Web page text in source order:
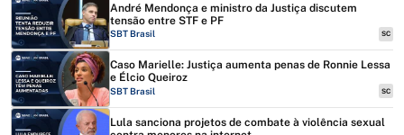
André Mendonça e ministro da Justiça discutem
tensão entre STF e PF
SBT Brasil SC
Caso Marielle: Justiça aumenta penas de Ronnie Lessa
e Élcio Queiroz
SBT Brasil SC
Lula sanciona projetos de combate à violência sexual